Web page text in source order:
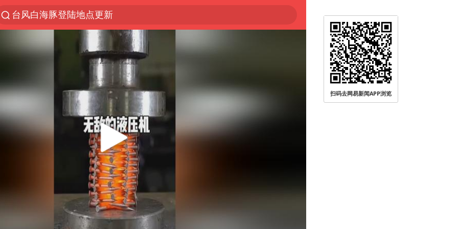
台风白海豚登陆地点更新
以“新”破局 首发经济点亮城市消费活力
台风白海豚进入48小时警戒线
佛得角门将亮相智利俱乐部主场
宇树科技发行价格150.80元/股
看守所辅警收受10万获刑1年
宇树科技王兴兴身家有望超200亿元
五粮液渠道价一箱上涨近百元
CIA被曝已秘密设立古巴工作组
U17国足1分钟轰2球
泰国一女公务员妆容引争议 本人回应
扫码去网易新闻APP浏览